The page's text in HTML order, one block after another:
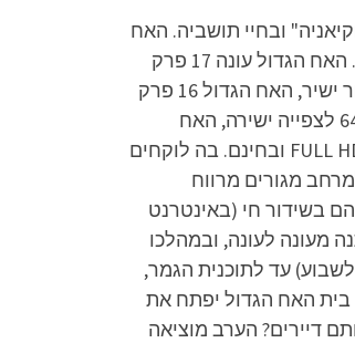
ב"אוקיאניה" ובחיי תושביה. האח
הגדול היא תוכנית מציאות ישראלית המבוססת על תוכנית האח הגדול העולמית – פורמט הולנדי, ששודר לראשונה בשנת 2026. האח הגדול עונה 17 פרק
64 לצפייה ישירה, האח הגדול עונה 17 פרק 64 להורדה, האח הגדול עונה 14 פרק 64 שידור חי, האח הגדול עונה 17 פרק 64 שידור ישיר, האח הגדול 16 פרק
64 המלא לצפייה ישירה או להורדה, האח הגדול ישראל 2026 עונה 17 פרק 64 לצפייה ישירה או להורדה, האח הגדול 2026 פרק 64 לצפייה ישירה, האח
הגדול 2026 פרק 64 להורדה, האח הגדול 2026 פרק 64 שידור חי, האח הגדול 2026 פרק 64 שידור ישיר – הפרק המלא באיכות FULL HD ובחינם. בה לוקחים
מגורים מרווח
בשידור חי (באינטרנט
מעונה לעונה, ובמהלכו
עד לתוכנית הגמר,
בית האח הגדול יפתח את
דיירים? הערב מוציאה